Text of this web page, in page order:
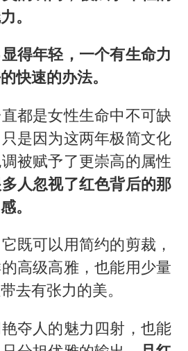
。
得年轻，一个有生命力
快速的办法。
都是女性生命中不可缺
是因为这两年极简文化
被赋予了更崇高的属性
人忽视了红色背后的那
。
既可以用简约的剪裁，
高级高雅，也能用少量
去有张力的美。
夺人的魅力四射，也能